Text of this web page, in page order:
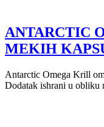
ANTARCTIC
MEKIH
Antarctic Omega Krill
Dodatak ishrani u obliku